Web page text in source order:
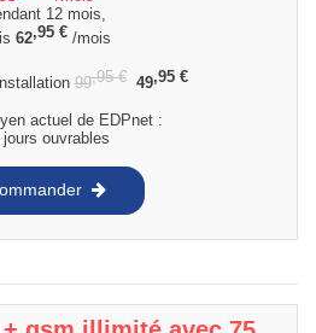
12 mois,
62,95 €/mois
99,95€ 49,95 €
actuel de EDPnet :
jours ouvrables